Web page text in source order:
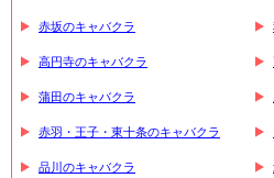
赤坂のキャバクラ
高円寺のキャバクラ
蒲田のキャバクラ
赤羽・王子・東十条のキャバクラ
品川のキャバクラ